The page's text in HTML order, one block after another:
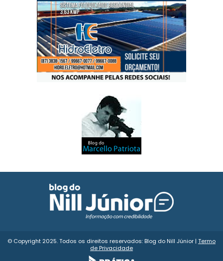
© Copyright 2025. Todos os direitos reservados: Blog do Nill Júnior | Termo
de Privacidade